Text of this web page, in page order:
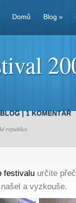
Domů Blog»
BLOG|1 KOMENTÁŘ
republice
festivalu určite
a vyzkouše.